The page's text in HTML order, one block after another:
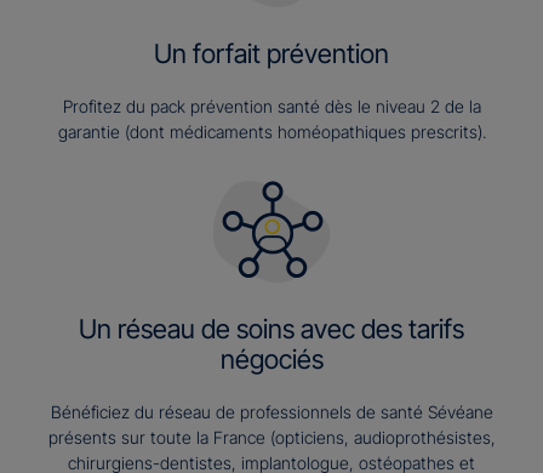
Un forfait prévention
Profitez du pack prévention santé dès le niveau 2 de la
garantie (dont médicaments homéopathiques prescrits).
Un réseau de soins avec des tarifs
négociés
Bénéficiez du réseau de professionnels de santé Sévéane
présents sur toute la France (opticiens, audioprothésistes,
chirurgiens-dentistes, implantologue, ostéopathes et